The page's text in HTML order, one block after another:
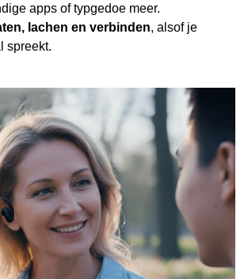
apps of typgedoe meer.
lachen en verbinden, alsof je
spreekt.